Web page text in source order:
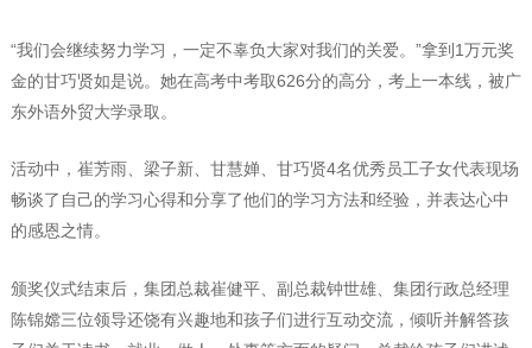
“我们会继续努力学习，一定不辜负大家对我们的关爱。”拿到1万元奖
金的甘巧贤如是说。她在高考中考取626分的高分，考上一本线，被广
东外语外贸大学录取。
活动中，崔芳雨、梁子新、甘慧婵、甘巧贤4名优秀员工子女代表现场
畅谈了自己的学习心得和分享了他们的学习方法和经验，并表达心中
的感恩之情。
颁奖仪式结束后，集团总裁崔健平、副总裁钟世雄、集团行政总经理
陈锦嫦三位领导还饶有兴趣地和孩子们进行互动交流，倾听并解答孩